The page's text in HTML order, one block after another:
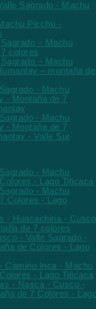
Sagrado - Machu
Picchu -
– Machu
colores
– Machu
– montaña de
- Machu
- Montaña de 7
- Machu
- Montaña de 7
- Valle Sur
- Machu
- Lago Titicaca
- Machu
Colores - Lago
- Huacachina - Cusco
de 7 colores
- Valle Sagrado -
de Colores - Lago
Camino Inca - Machu
- Lago Titicaca
- Nasca - Cusco -
de 7 Colores -